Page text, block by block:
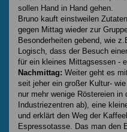
sollen Hand in Hand gehen.
Bruno kauft einstweilen
gegen Mittag wieder zur
Besonderheiten gebend, wie
Logisch, dass der Besuch
für ein kleines Mittagsessen -
Nachmittag: Weiter geht es
seit jeher ein großer Kultur-
nur mehr wenige Röstereien
Industriezentren ab), eine
und erklärt den Weg der
Espressotasse. Das man den